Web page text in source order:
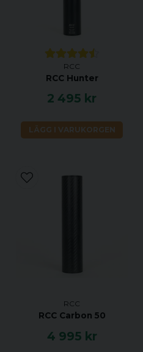
RCC
RCC Hunter
2 495 kr
LÄGG I VARUKORGEN
RCC
RCC Carbon 50
4 995 kr